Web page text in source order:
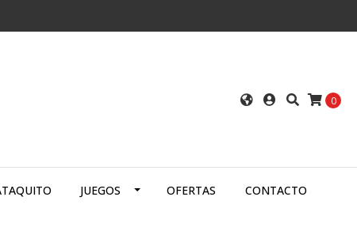
0
JUEGOS OFERTAS CONTACTO